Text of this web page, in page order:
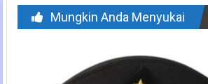
Mungkin Anda Menyukai